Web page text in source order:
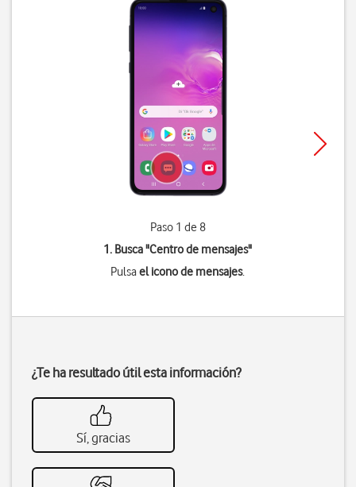
Paso 1 de 8
1. Busca "Centro de mensajes"
Pulsael icono de mensajes.
¿Te ha resultado útil esta información?
Sí, gracias